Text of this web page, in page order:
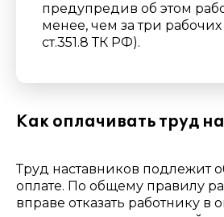
предупредив об этом
менее, чем за три рабочих
ст.351.8 ТК РФ).
Как оплачивать труд
Труд наставников подлежит
оплате. По общему правилу
вправе отказать работнику в